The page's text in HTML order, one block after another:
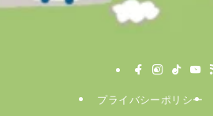
プライバシーポリシー